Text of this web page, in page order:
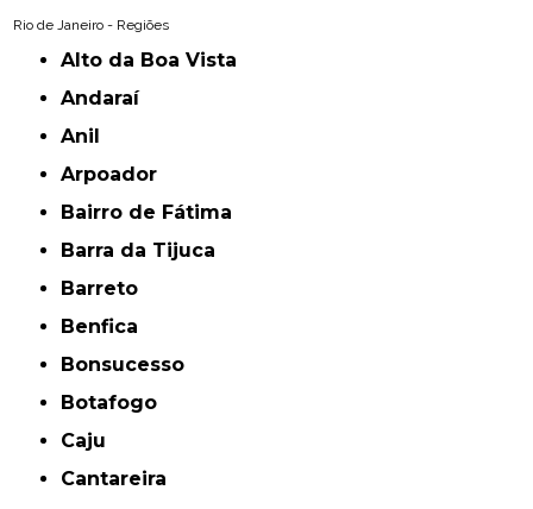
Rio de Janeiro - Regiões
Alto da Boa Vista
Andaraí
Anil
Arpoador
Bairro de Fátima
Barra da Tijuca
Barreto
Benfica
Bonsucesso
Botafogo
Caju
Cantareira